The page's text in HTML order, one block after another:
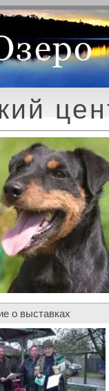
о выставках